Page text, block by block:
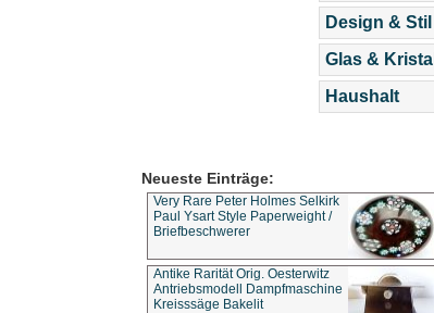
Design & Stil
Glas & Kristall
Haushalt
Neueste Einträge:
Very Rare Peter Holmes Selkirk
Paul Ysart Style Paperweight /
Briefbeschwerer
Antike Rarität Orig. Oesterwitz
Antriebsmodell Dampfmaschine
Kreisssäge Bakelit